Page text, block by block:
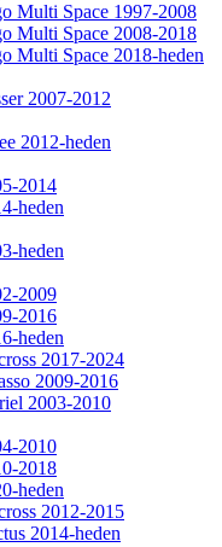
Multi Space 1997-2008
Multi Space 2008-2018
Multi Space 2018-heden
2007-2012
2012-heden
2014
heden
heden
2009
2016
heden
2017-2024
2009-2016
2003-2010
2010
2018
heden
2012-2015
2014-heden